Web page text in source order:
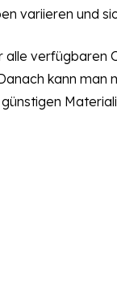
variieren und
alle verfügbaren
kann